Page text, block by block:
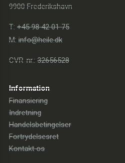
9900 Frederikshavn
T: +45 98 42 01 75
M: info@heile.dk
CVR-nr.: 32656528
Information
Finansiering
Indretning
Handelsbetingelser
Fortrydelsesret
Kontakt os